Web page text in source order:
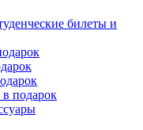
билеты и
подарок